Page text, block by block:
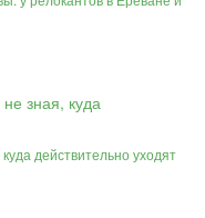
действительно уходят